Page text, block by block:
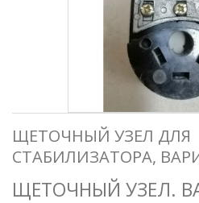
ЩЕТОЧНЫЙ УЗЕЛ ДЛЯ
СТАБИЛИЗАТОРА,
ЩЕТОЧНЫЙ УЗЕЛ.